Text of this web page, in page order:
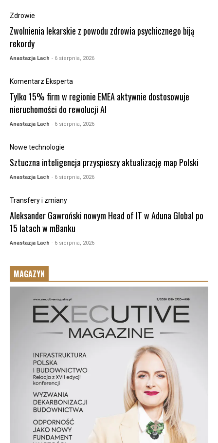
Zdrowie
Zwolnienia lekarskie z powodu zdrowia psychicznego biją
rekordy
Anastazja Lach - 6 sierpnia, 2026
Komentarz Eksperta
Tylko 15% firm w regionie EMEA aktywnie dostosowuje
nieruchomości do rewolucji AI
Anastazja Lach - 6 sierpnia, 2026
Nowe technologie
Sztuczna inteligencja przyspieszy aktualizację map Polski
Anastazja Lach - 6 sierpnia, 2026
Transfery i zmiany
Aleksander Gawroński nowym Head of IT w Aduna Global po
15 latach w mBanku
Anastazja Lach - 6 sierpnia, 2026
MAGAZYN